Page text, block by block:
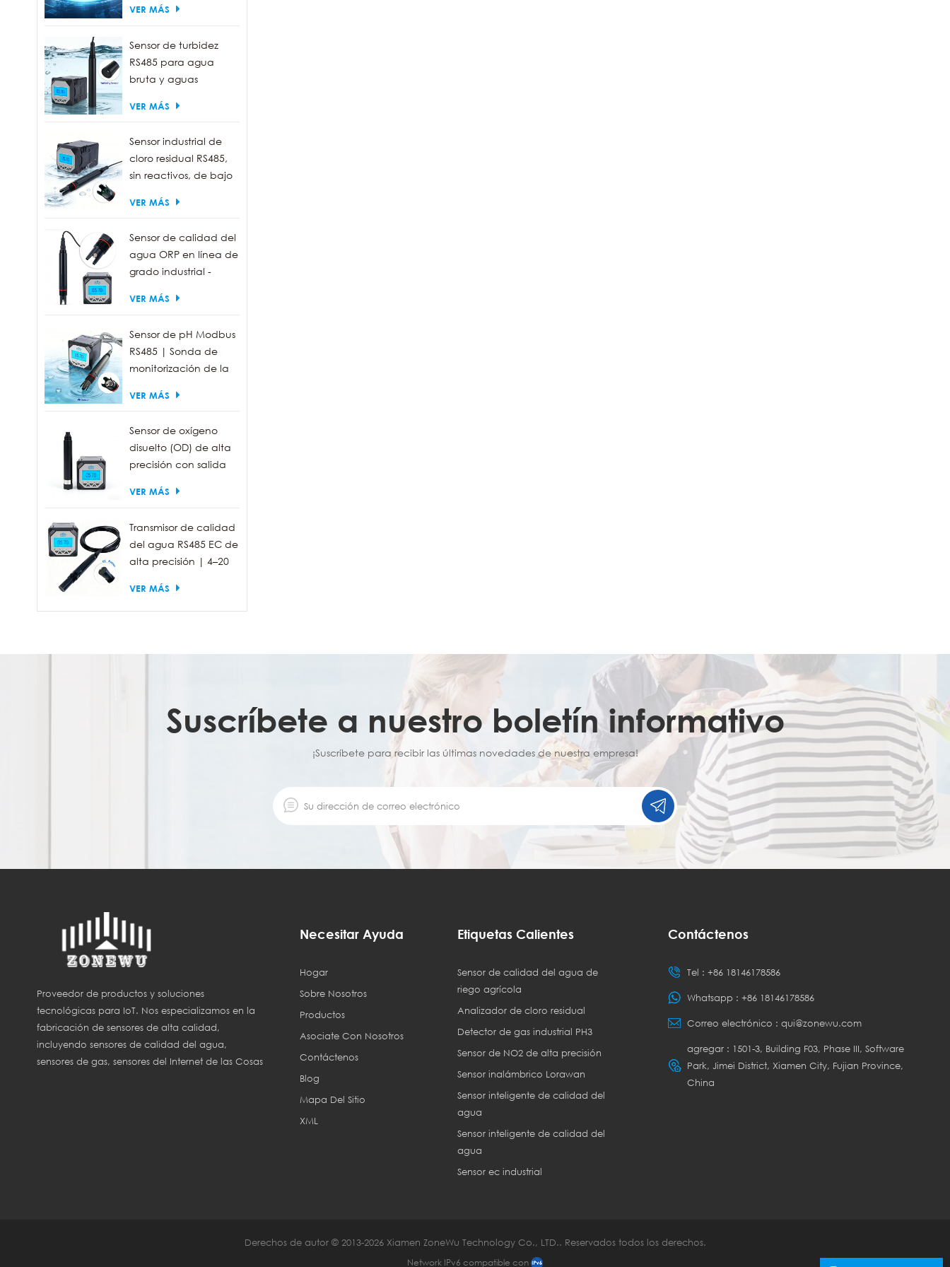
VER MÁS
Sensor de turbidez
RS485 para agua
bruta y aguas
medidora de turbidez
VER MÁS
Sensor industrial de
cloro residual RS485,
sin reactivos, de bajo
VER MÁS
Sensor de calidad del
agua ORP en línea de
grado industrial -
IP68, salida RS485
VER MÁS
Sensor de pH Modbus
RS485 | Sonda de
monitorización de la
industrial IP68
VER MÁS
Sensor de oxígeno
disuelto (OD) de alta
precisión con salida
medición de la
VER MÁS
Transmisor de calidad
del agua RS485 EC de
alta precisión | 4–20
VER MÁS
Suscríbete a nuestro boletín informativo
¡Suscríbete para recibir las últimas novedades de nuestra empresa!
Proveedor de productos y soluciones
tecnológicas para IoT. Nos especializamos en la
fabricación de sensores de alta calidad,
incluyendo sensores de calidad del agua,
sensores de gas, sensores del Internet de las Cosas
Necesitar Ayuda
Hogar
Sobre Nosotros
Productos
Asociate Con Nosotros
Contáctenos
Blog
Mapa Del Sitio
XML
Etiquetas Calientes
Sensor de calidad del agua de
riego agrícola
Analizador de cloro residual
Detector de gas industrial PH3
Sensor de NO2 de alta precisión
Sensor inalámbrico Lorawan
Sensor inteligente de calidad del
agua
Sensor inteligente de calidad del
agua
Sensor ec industrial
Contáctenos
Tel : +86 18146178586
Whatsapp : +86 18146178586
Correo electrónico : qui@zonewu.com
agregar : 1501-3, Building F03, Phase III, Software
Park, Jimei District, Xiamen City, Fujian Province,
China
Derechos de autor © 2013-2026 Xiamen ZoneWu Technology Co., LTD.. Reservados todos los derechos.
Network IPv6 compatible con